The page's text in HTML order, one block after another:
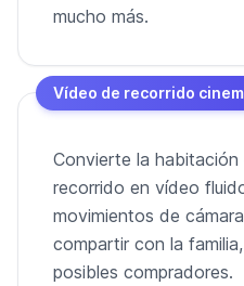
mucho más.
Vídeo de recorrido
Convierte la
recorrido en vídeo
movimientos de
compartir con la
posibles compradores.